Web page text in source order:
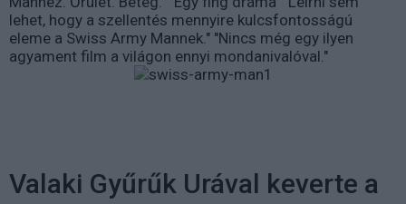
lehet, hogy a szellentés mennyire kulcsfontosságú
eleme a Swiss Army Mannek." "Nincs még egy ilyen
agyament film a világon ennyi mondanivalóval."
Valaki Gyűrűk Urával keverte a